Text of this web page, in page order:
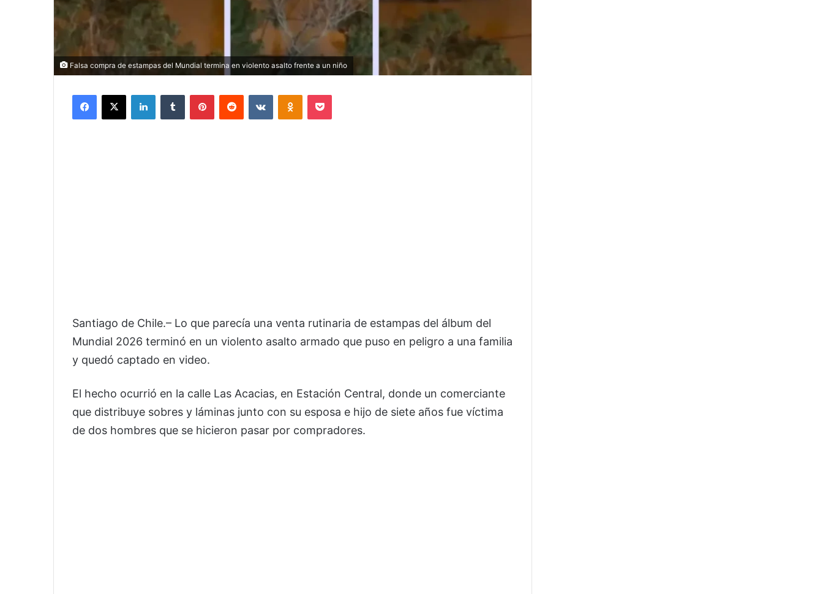
Falsa compra de estampas del Mundial termina en violento asalto frente a un niño
Facebook
X LinkedInTumblr PinterestReddit VKontakteOdnoklassniki
Pocket
Santiago de Chile.– Lo que parecía una venta rutinaria de estampas del álbum del
Mundial 2026 terminó en un violento asalto armado que puso en peligro a una familia
y quedó captado en video.
El hecho ocurrió en la calle Las Acacias, en Estación Central, donde un comerciante
que distribuye sobres y láminas junto con su esposa e hijo de siete años fue víctima
de dos hombres que se hicieron pasar por compradores.